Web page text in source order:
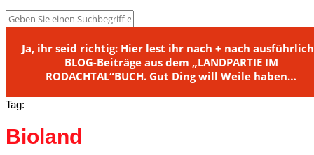
Ja, ihr seid richtig: Hier lest ihr nach + nach
BLOG-Beiträge aus dem „LANDPARTIE IM
RODACHTAL“BUCH. Gut Ding will Weile haben…
Tag:
Bioland